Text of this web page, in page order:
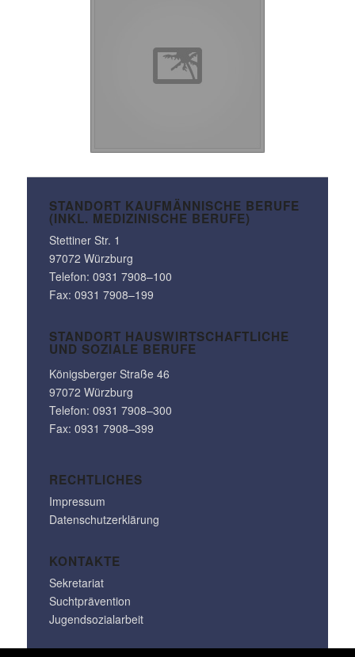
STANDORT KAUF­MÄN­NI­SCHE BERUFE
(INKL. MEDI­ZI­NI­SCHE BERUFE)
Stet­tiner Str. 1
97072 Würzburg
Telefon:0931 7908–100
Fax: 0931 7908–199
STANDORT HAUS­WIRT­SCHAFT­LICHE
UND SOZIALE BERUFE
Königs­berger Straße 46
97072 Würzburg
Telefon: 0931 7908–300
Fax: 0931 7908–399
RECHT­LI­CHES
Impressum
Datenschutzerklärung
KONTAKTE
Sekretariat
Suchtprävention
Jugendsozialarbeit